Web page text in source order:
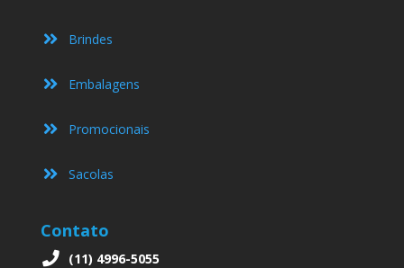
Brindes
Embalagens
Promocionais
Sacolas
Contato
(11) 4996-5055